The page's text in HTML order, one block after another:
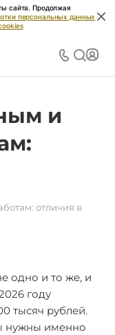
сайта. Продолжая
персональных данных
и
отличия в
одно и то же, и
году
тысяч рублей.
нужны именно